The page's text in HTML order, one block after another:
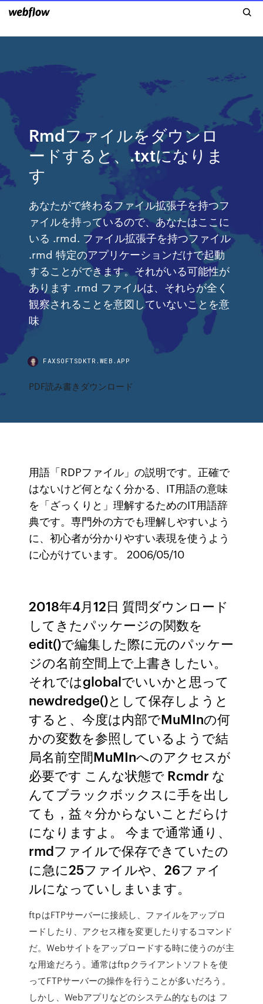
Rmdファイルをダウンロ
ードすると、.txtになりま
す
あなたがで終わるファイル拡張子を持つフ
ァイルを持っているので、あなたはここに
いる .rmd. ファイル拡張子を持つファイル
.rmd 特定のアプリケーションだけで起動
することができます。それがいる可能性が
あります .rmd ファイルは、それらが全く
観察されることを意図していないことを意
味
FAXSOFTSDKTR.WEB.APP
PDF読み書きダウンロード
用語「RDPファイル」の説明です。正確で
はないけど何となく分かる、IT用語の意味
を「ざっくりと」理解するためのIT用語辞
典です。専門外の方でも理解しやすいよう
に、初心者が分かりやすい表現を使うよう
に心がけています。 2006/05/10
2018年4月12日 質問ダウンロード
してきたパッケージの関数を
edit()で編集した際に元のパッケー
ジの名前空間上で上書きしたい。
それではglobalでいいかと思って
newdredge()として保存しようと
すると、今度は内部でMuMInの何
かの変数を参照しているようで結
局名前空間MuMInへのアクセスが
必要です こんな状態で Rcmdr な
んてブラックボックスに手を出し
ても，益々分からないことだらけ
になりますよ。 今まで通常通り、
rmdファイルで保存できていたの
に急に25ファイルや、26ファイ
ルになっていしまいます。
ftpはFTPサーバーに接続し、ファイルをアップロ
ードしたり、アクセス権を変更したりするコマンド
だ。Webサイトをアップロードする時に使うのが主
な用途だろう。通常はftpクライアントソフトを使
ってFTPサーバーの操作を行うことが多いだろう。
しかし、Webアプリなどのシステム的なものは フ